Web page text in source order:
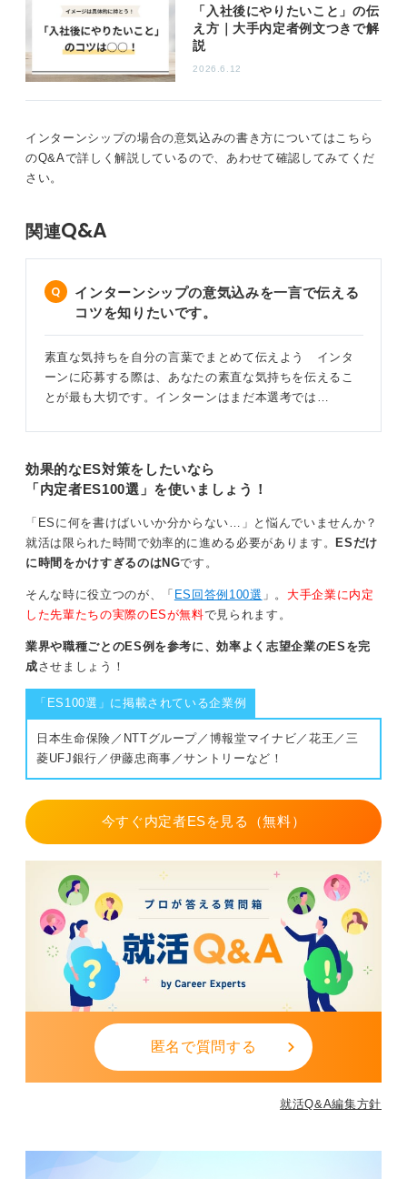
「状態」を考え、それを伝えるのも一つです。
たとえば「3年後には社内で欠かせない人材と言われるま
でに成長して〜」「後輩から頼られるようになって〜」
のようなことですね。これらのポイントを意識して魅力
「入社後にやりたいこと」の伝
え方｜大手内定者例文つきで解
説
2026.6.12
インターンシップの場合の意気込みの書き方についてはこちら
のQ&Aで詳しく解説しているので、あわせて確認してみてくだ
さい。
関連Q&A
インターンシップの意気込みを一言で伝える
コツを知りたいです。
素直な気持ちを自分の言葉でまとめて伝えよう インタ
ーンに応募する際は、あなたの素直な気持ちを伝えるこ
とが最も大切です。インターンはまだ本選考では…
効果的なES対策をしたいなら
「内定者ES100選」を使いましょう！
「ESに何を書けばいいか分からない…」と悩んでいませんか？
就活は限られた時間で効率的に進める必要があります。
ESだけ
に時間をかけすぎるのはNGです。
そんな時に役立つのが、「 ES回答例100選 」。 大手企業に内定
した先輩たちの実際のESが無料で見られます。
業界や職種ごとのES例を参考に、効率よく志望企業のESを完
成させましょう！
「ES100選」に掲載されている企業例
日本生命保険／NTTグループ／博報堂マイナビ／花王／三
菱UFJ銀行／伊藤忠商事／サントリーなど！
今すぐ内定者ESを見る（無料）
匿名で質問する
就活Q&A編集方針